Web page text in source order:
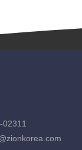
02311